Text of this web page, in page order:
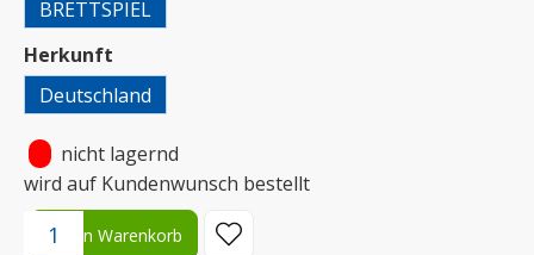
BRETTSPIEL
Herkunft
Deutschland
nicht lagernd
wird auf Kundenwunsch bestellt
Produkt Anzahl: Gib den gewünschten Wert ein oder benutze
In den Warenkorb